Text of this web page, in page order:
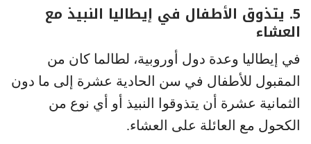
5. يتذوق الأطفال في إيطاليا النبيذ مع
العشاء
في إيطاليا وعدة دول أوروبية، لطالما كان من
المقبول للأطفال في سن الحادية عشرة إلى ما دون
الثمانية عشرة أن يتذوقوا النبيذ أو أي نوع من
الكحول مع العائلة على العشاء.